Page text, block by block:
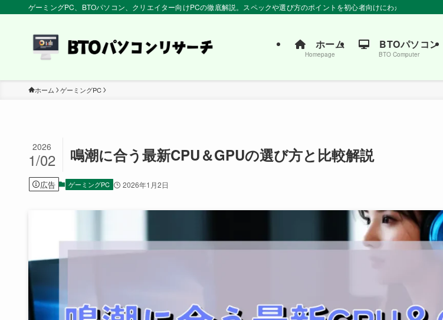
ゲーミングPC、BTOパソコン、クリエイター向けPCの徹底解説。スペックや選び方のポイントを初心者向けにわかりやすく解
ホーム
Homepage
BTOパソコン
BTO Computer
ホーム ゲーミングPC
鳴潮に合う最新CPU＆GPUの選び方と比較解説
2026
1/02
広告 ゲーミングPC 2026年1月2日